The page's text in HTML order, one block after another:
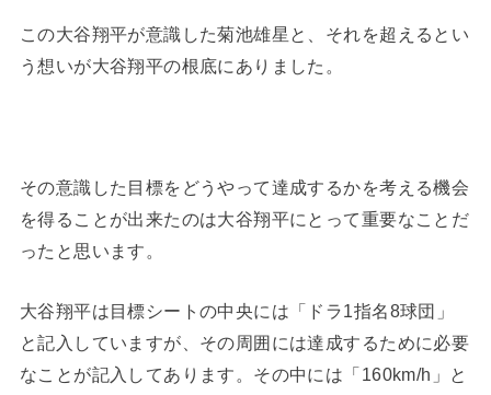
この大谷翔平が意識した菊池雄星と、それを超えるとい
う想いが大谷翔平の根底にありました。
その意識した目標をどうやって達成するかを考える機会
を得ることが出来たのは大谷翔平にとって重要なことだ
ったと思います。
大谷翔平は目標シートの中央には「ドラ1指名8球団」
と記入していますが、その周囲には達成するために必要
なことが記入してあります。その中には「160km/h」と